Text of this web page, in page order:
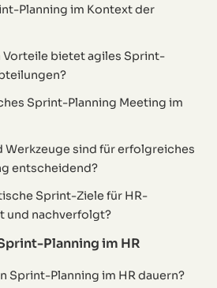
Planning im Kontext der
Vorteile bietet agiles Sprint-
Sprint-Planning Meeting im
Werkzeuge sind für erfolgreiches
entscheidend?
Sprint-Ziele für HR-
und nachverfolgt?
Planning im HR
Sprint-Planning im HR dauern?